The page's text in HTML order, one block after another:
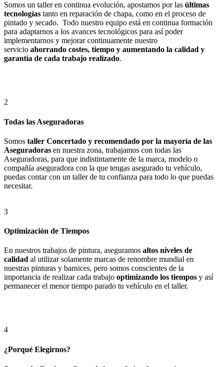
Somos un taller en continua evolución, apostamos por las últimas
tecnologías tanto en reparación de chapa, como en el proceso de
pintado y secado. Todo nuestro equipo está en continua formación
para adaptarnos a los avances tecnológicos para así poder
implementarnos y mejorar continuamente nuestro
servicio ahorrando costes, tiempo y aumentando la calidad y
garantía de cada trabajo realizado.
2
Todas las Aseguradoras
Somos taller Concertado y recomendado por la mayoría de las
Aseguradoras en nuestra zona, trabajamos con todas las
Aseguradoras, para que indistintamente de la marca, modelo o
compañía aseguradora con la que tengas asegurado tu vehículo,
puedas contar con un taller de tu confianza para todo lo que puedas
necesitar.
3
Optimización de Tiempos
En nuestros trabajos de pintura, aseguramos altos niveles de
calidad al utilizar solamente marcas de renombre mundial en
nuestras pinturas y barnices, pero somos conscientes de la
importancia de realizar cada trabajo optimizando los tiempos y así
permanecer el menor tiempo parado tu vehículo en el taller.
4
¿Porqué Elegirnos?